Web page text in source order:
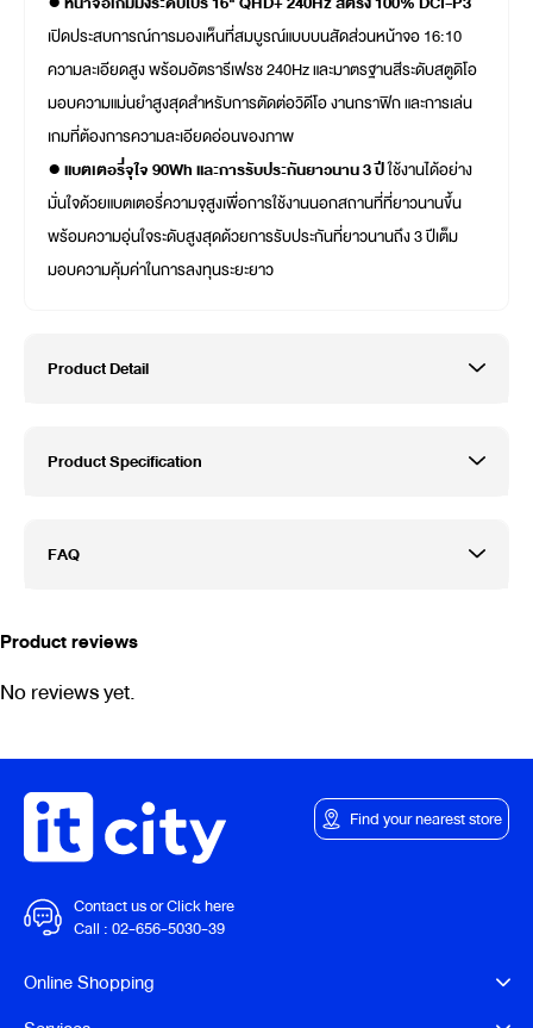
เปิดประสบการณ์การมองเห็นที่สมบูรณ์แบบบนสัดส่วนหน้าจอ 16:10
ความละเอียดสูง พร้อมอัตรารีเฟรช 240Hz และมาตรฐานสีระดับสตูดิโอ
มอบความแม่นยำสูงสุดสำหรับการตัดต่อวิดีโอ งานกราฟิก และการเล่น
เกมที่ต้องการความละเอียดอ่อนของภาพ
●แบตเตอรี่จุใจ 90Wh และการรับประกันยาวนาน 3 ปีใช้งานได้อย่าง
มั่นใจด้วยแบตเตอรี่ความจุสูงเพื่อการใช้งานนอกสถานที่ที่ยาวนานขึ้น
พร้อมความอุ่นใจระดับสูงสุดด้วยการรับประกันที่ยาวนานถึง 3 ปีเต็ม
มอบความคุ้มค่าในการลงทุนระยะยาว
Product Detail
Product Specification
FAQ
Product reviews
No reviews yet.
Contact us or Click here
Call :02-656-5030-39
Find your nearest store
Online Shopping